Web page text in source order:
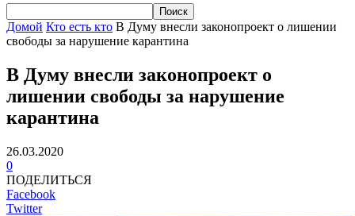
Домой Кто есть кто В Думу внесли законопроект о лишении
свободы за нарушение карантина
В Думу внесли законопроект о
лишении свободы за нарушение
карантина
26.03.2020
0
ПОДЕЛИТЬСЯ
Facebook
Twitter